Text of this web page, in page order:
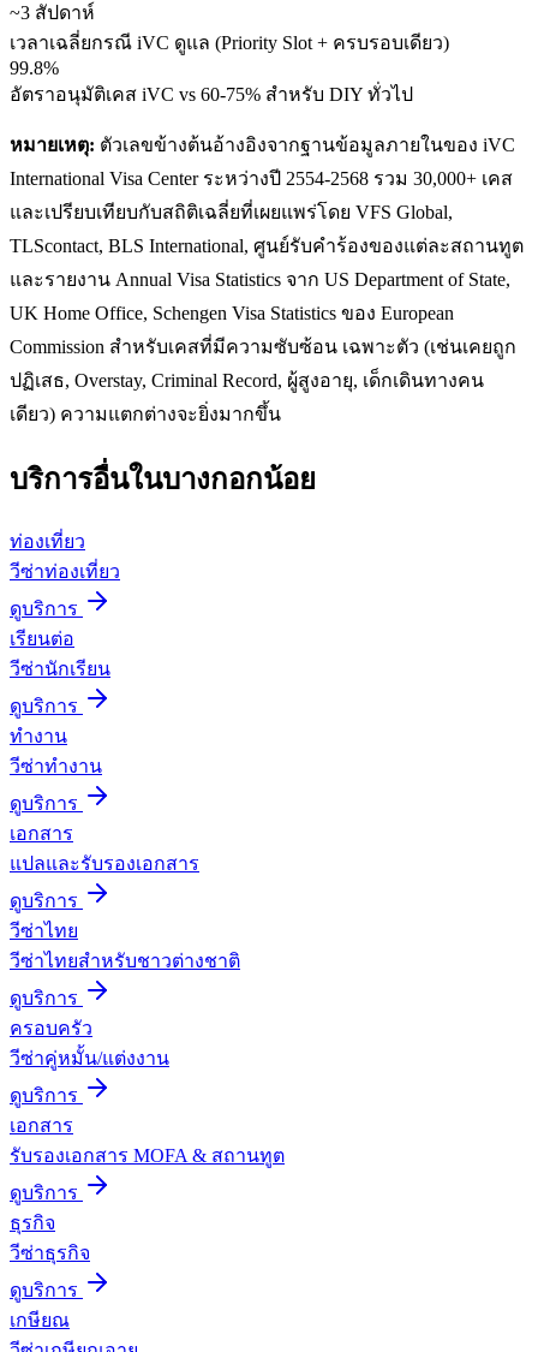
~3 สัปดาห์
เวลาเฉลี่ยกรณี iVC ดูแล (Priority Slot + ครบรอบเดียว)
99.8%
อัตราอนุมัติเคส iVC vs 60-75% สำหรับ DIY ทั่วไป
หมายเหตุ: ตัวเลขข้างต้นอ้างอิงจากฐานข้อมูลภายในของ iVC
International Visa Center ระหว่างปี 2554-2568 รวม 30,000+ เคส
และเปรียบเทียบกับสถิติเฉลี่ยที่เผยแพร่โดย VFS Global,
TLScontact, BLS International, ศูนย์รับคำร้องของแต่ละสถานทูต
และรายงาน Annual Visa Statistics จาก US Department of State,
UK Home Office, Schengen Visa Statistics ของ European
Commission สำหรับเคสที่มีความซับซ้อน เฉพาะตัว (เช่นเคยถูก
ปฏิเสธ, Overstay, Criminal Record, ผู้สูงอายุ, เด็กเดินทางคน
เดียว) ความแตกต่างจะยิ่งมากขึ้น
บริการอื่นในบางกอกน้อย
ท่องเที่ยว
วีซ่าท่องเที่ยว
ดูบริการ
เรียนต่อ
วีซ่านักเรียน
ดูบริการ
ทำงาน
วีซ่าทำงาน
ดูบริการ
เอกสาร
แปลและรับรองเอกสาร
ดูบริการ
วีซ่าไทย
วีซ่าไทยสำหรับชาวต่างชาติ
ดูบริการ
ครอบครัว
วีซ่าคู่หมั้น/แต่งงาน
ดูบริการ
เอกสาร
รับรองเอกสาร MOFA & สถานทูต
ดูบริการ
ธุรกิจ
วีซ่าธุรกิจ
ดูบริการ
เกษียณ